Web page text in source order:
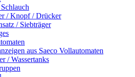
/ Knopf / Drücker
/ Siebträger
aus Saeco Vollautomaten
/ Wassertanks